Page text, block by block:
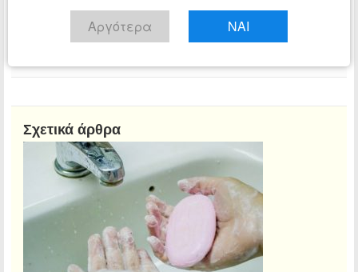
Αίθουσα Σύνταξης
Τμήμα ειδήσεων tribune.gr
Σχετικά άρθρα
Αργότερα ΝΑΙ